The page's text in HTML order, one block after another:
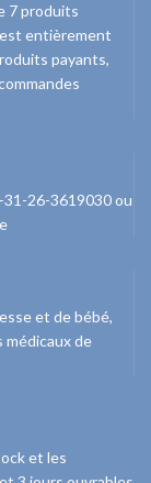
7 produits
entièrement
payants,
26-3619030 ou
et de bébé,
de
et les